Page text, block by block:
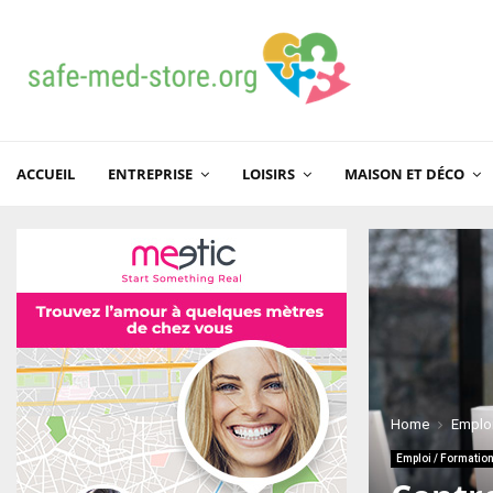
ACCUEIL ENTREPRISE LOISIRS MAISON ET DÉCO
Home
Emploi / Formation